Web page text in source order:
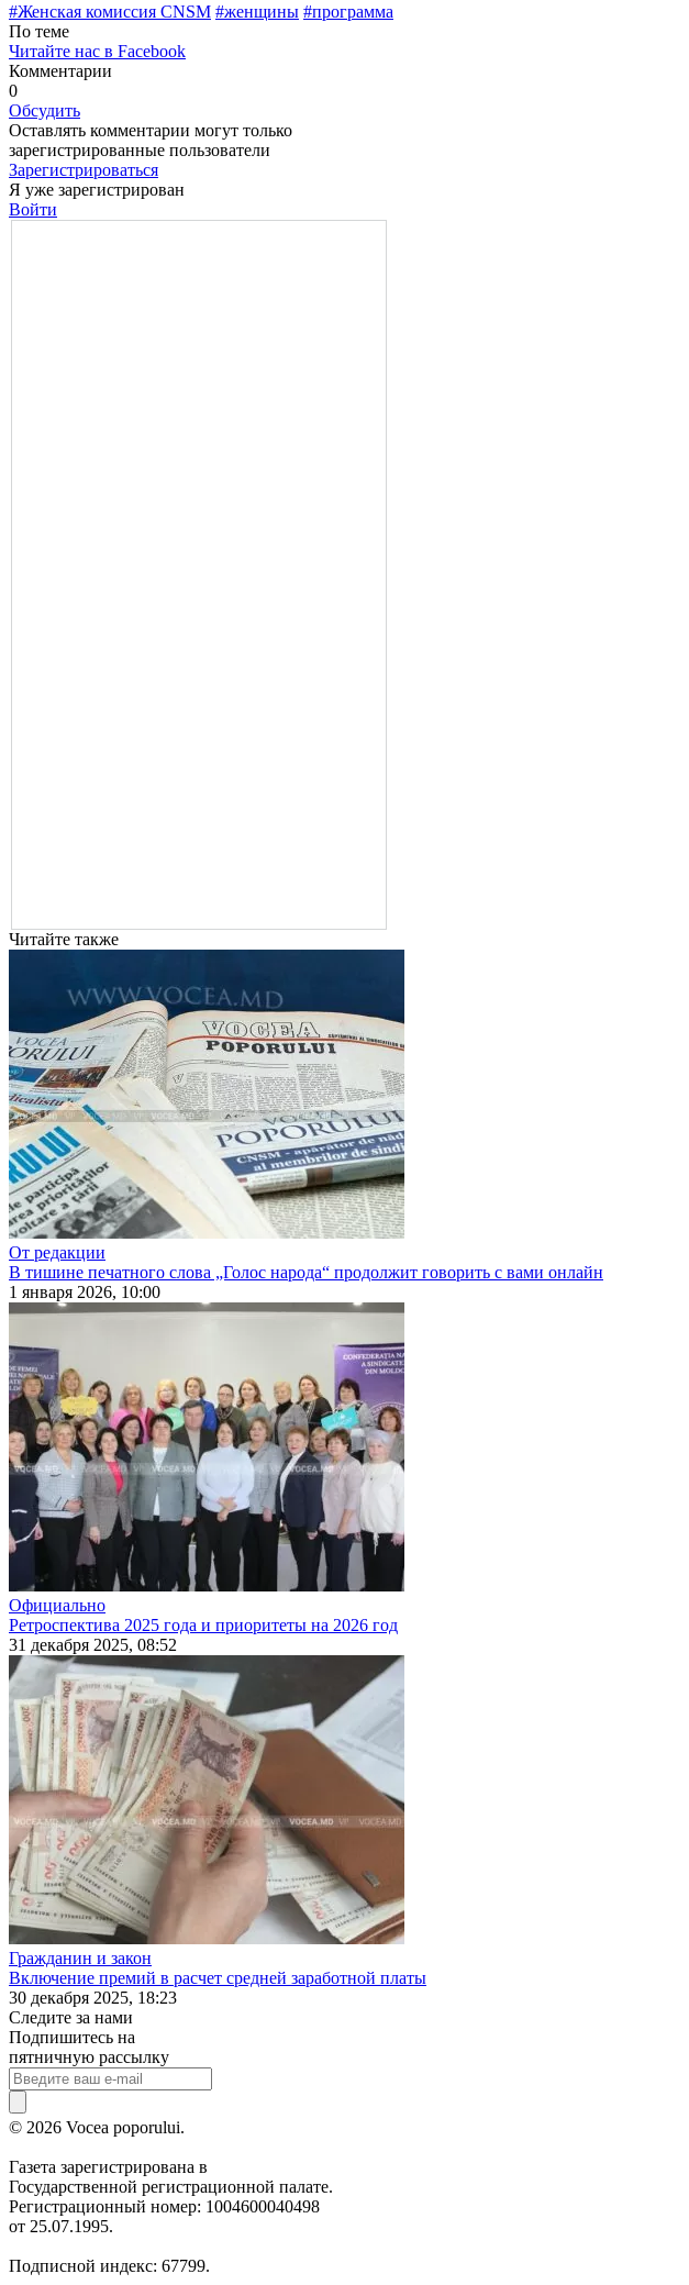
#Женская комиссия CNSM #женщины #программа
По теме
Читайте нас в Facebook
Комментарии
0
Обсудить
Оставлять комментарии могут только
зарегистрированные пользователи
Зарегистрироваться
Я уже зарегистрирован
Войти
Читайте также
От редакции
В тишине печатного слова „Голос народа“ продолжит говорить с вами онлайн
1 января 2026, 10:00
Официально
Ретроспектива 2025 года и приоритеты на 2026 год
31 декабря 2025, 08:52
Гражданин и закон
Включение премий в расчет средней заработной платы
30 декабря 2025, 18:23
Следите за нами
Подпишитесь на
пятничную рассылку
© 2026 Vocea poporului.
Газета зарегистрирована в
Государственной регистрационной палате.
Регистрационный номер: 1004600040498
от 25.07.1995.
Подписной индекс: 67799.